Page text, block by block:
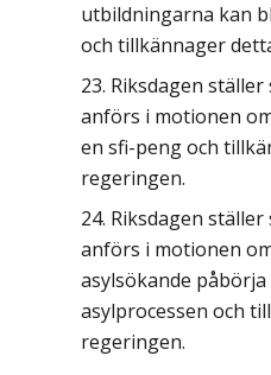
utbildningarna kan
och tillkännager
Riksdagen
anförs i motionen
en sfi-peng och
regeringen.
Riksdagen
anförs i motionen
asylsökande
asylprocessen och
regeringen.